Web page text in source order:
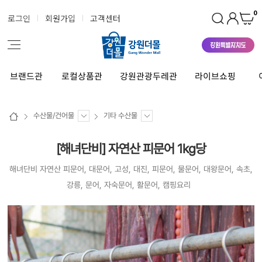
로그인 회원가입 고객센터 0
브랜드관 로컬상품관 강원관광두레관 라이브쇼핑
수산물/건어물 기타 수산물
[해녀단비] 자연산 피문어 1kg당
해녀단비 자연산 피문어, 대문어, 고성, 대진, 피문어, 물문어, 대왕문어, 속초,
강릉, 문어, 자숙문어, 활문어, 캠핑요리